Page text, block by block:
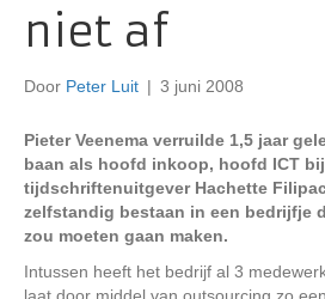
niet af
Door Peter Luit | 3 juni 2008
Pieter Veenema verruilde 1,5 jaar
baan als hoofd inkoop, hoofd ICT
tijdschriftenuitgever Hachette
zelfstandig bestaan in een bedrijfje
zou moeten gaan maken.
Intussen heeft het bedrijf al 3